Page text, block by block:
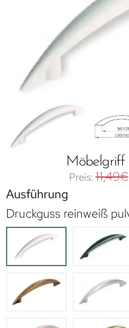
Möbelgriff
11,49€
Ausführung
Druckguss reinweiß